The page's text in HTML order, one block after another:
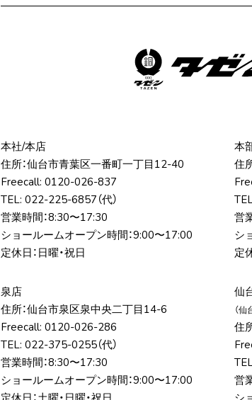
本社/本店
住所：仙台市⻘葉区⼀番町⼀丁⽬12-40
Freecall: 0120-026-837
TEL: 022-225-6857 （代）
営業時間：8:30〜17:30
ショールームオープン時間：9:00〜17:00
定休日：日曜・祝日
本
住
営
シ
定
泉店
住所：仙台市泉区泉中央⼆丁⽬14-6
Freecall: 0120-026-286
TEL: 022-375-0255（代）
営業時間：8:30〜17:30
ショールームオープン時間：9:00〜17:00
仙
（
住
営